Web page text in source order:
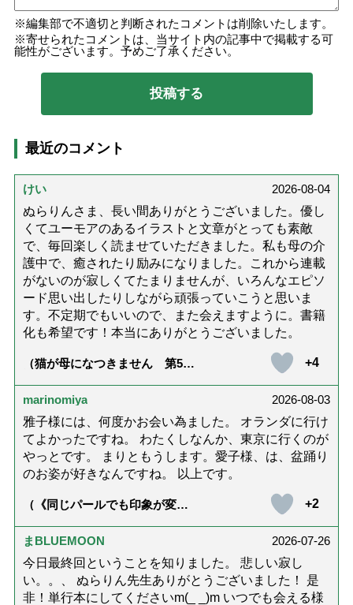
編集部で不適切と判断されたコメントは削除いたします。
寄せられたコメントは、当サイト内の記事中で掲載する可
能性がございます。予めご了承ください。
最近のコメント
けい
2026-08-04
ぬらりんさま、長い間ありがとうございました。優し
くてユーモアのあるイラストと文章がとっても素敵
で、毎回楽しく読ませていただきました。私も母の介
護中で、癒されたり励みになりました。これから連載
がないのが寂しくてたまりませんが、いろんなエピソ
ード思い出したりしながら頑張っていこうと思いま
す。不定期でもいいので、また会えますように。書籍
化も希望です！本当にありがとうございました。
（猫が母になつきません 第500
+4
marinomiya
2026-08-03
雅子様には、何度かお会い為ました。 オランダに行け
てよかったですね。 わたくしなんか、東京に行くのが
やっとです。 まりともうします。愛子様、は、盆踊り
のお姿が好きなんですね。 以上です。
（《同じパールでも印象が変
の夏ネックレス」上品＆涼しげ
に見せる4つの法則）
+2
まBLUEMOON
2026-07-26
今日最終回ということを知りました。 悲しい寂し
い。。、 ぬらりん先生ありがとうございました！ 是
非！単行本にしてくださいm(_ _)m いつでも会える様